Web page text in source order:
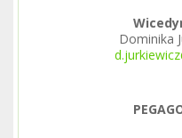
Dominika